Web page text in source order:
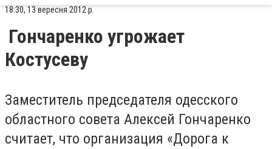
18:30, 13 вересня 2012 р.
Гончаренко угрожает
Костусеву
Заместитель председателя одесского
областного совета Алексей Гончаренко
считает, что организация «Дорога к